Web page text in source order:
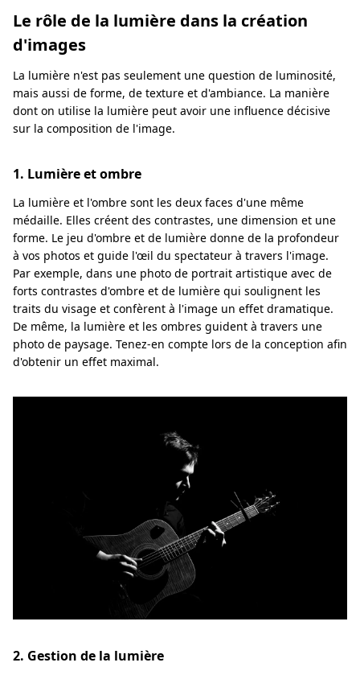
Le rôle de la lumière dans la création
d'images
La lumière n'est pas seulement une question de luminosité,
mais aussi de forme, de texture et d'ambiance. La manière
dont on utilise la lumière peut avoir une influence décisive
sur la composition de l'image.
1. Lumière et ombre
La lumière et l'ombre sont les deux faces d'une même
médaille. Elles créent des contrastes, une dimension et une
forme. Le jeu d'ombre et de lumière donne de la profondeur
à vos photos et guide l'œil du spectateur à travers l'image.
Par exemple, dans une photo de portrait artistique avec de
forts contrastes d'ombre et de lumière qui soulignent les
traits du visage et confèrent à l'image un effet dramatique.
De même, la lumière et les ombres guident à travers une
photo de paysage. Tenez-en compte lors de la conception afin
d'obtenir un effet maximal.
2. Gestion de la lumière